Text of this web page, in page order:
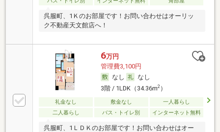
呉服町、1Ｋのお部屋です！お問い合わせはオーリッ
ク不動産天文館店へ！
6万円
管理費3,100円
なし
なし
3階 / 1LDK（34.36m2）
礼金なし 敷金なし
一人暮らし
二人暮らし
バス・トイレ別 インターネット無料
呉服町、1ＬＤＫのお部屋です！お問い合わせはオー